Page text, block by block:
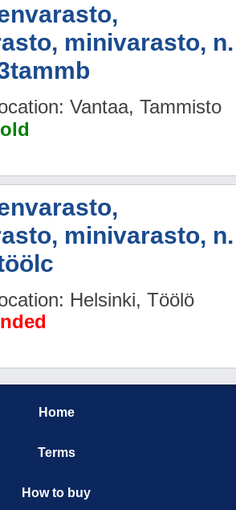
minivarasto, n.
Vantaa, Tammisto
minivarasto, n.
Helsinki, Töölö
Home
Terms
How to buy